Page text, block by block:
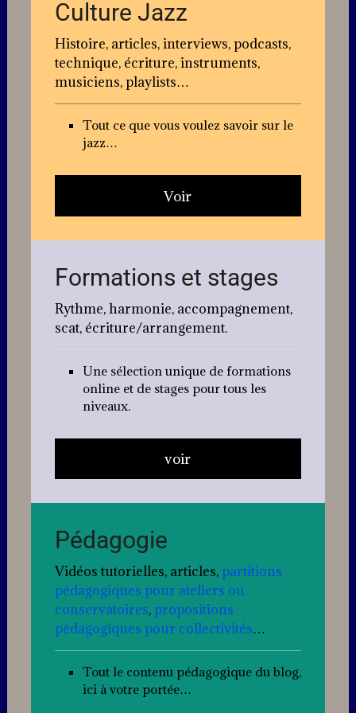
Culture Jazz
Histoire, articles, interviews, podcasts,
technique, écriture, instruments,
musiciens, playlists…
Tout ce que vous voulez savoir sur le
jazz…
Voir
Formations et stages
Rythme, harmonie, accompagnement,
scat, écriture/arrangement.
Une sélection unique de formations
online et de stages pour tous les
niveaux.
voir
Pédagogie
Vidéos tutorielles, articles, partitions
pédagogiques pour ateliers ou
conservatoires, propositions
pédagogiques pour collectivités…
Tout le contenu pédagogique du blog,
ici à votre portée…